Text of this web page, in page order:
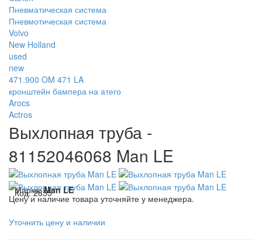
Пневматическая система
Пневмотическая система
Volvo
New Holland
used
new
471.900 OM 471 LA
кронштейн бампера на атего
Arocs
Actros
Выхлопная труба -
81152046068 Man LE
Марка:Man LE
Код:2855
Цену и наличие товара уточняйте у менеджера.
Уточнить цену и наличии